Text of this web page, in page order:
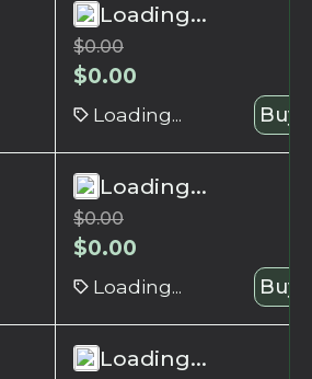
Loading...
$0.00
$0.00
Loading... Buy
Loading...
$0.00
$0.00
Loading... Buy
Loading...